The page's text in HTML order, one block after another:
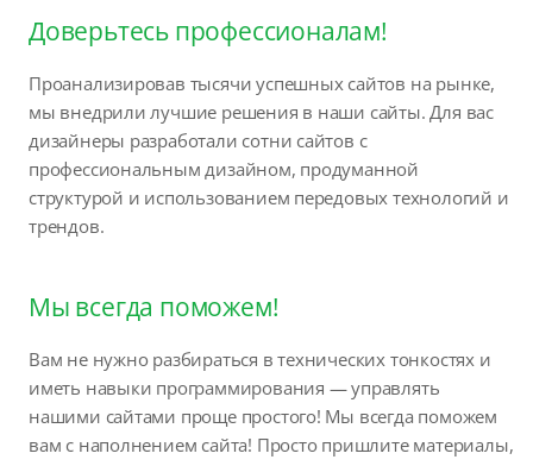
Доверьтесь профессионалам!
Проанализировав тысячи успешных сайтов на рынке,
мы внедрили лучшие решения в наши сайты. Для вас
дизайнеры разработали сотни сайтов с
профессиональным дизайном, продуманной
структурой и использованием передовых технологий и
трендов.
Мы всегда поможем!
Вам не нужно разбираться в технических тонкостях и
иметь навыки программирования — управлять
нашими сайтами проще простого! Мы всегда поможем
вам с наполнением сайта! Просто пришлите материалы,